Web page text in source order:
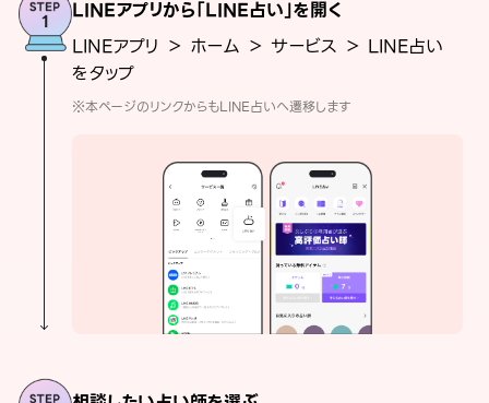
LINEアプリから「LINE占い」を開く
LINEアプリ ＞ ホーム ＞ サービス ＞ LINE占い
をタップ
※本ページのリンクからもLINE占いへ遷移します